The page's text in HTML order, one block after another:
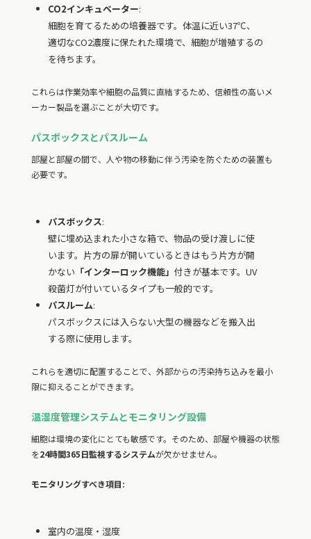
CO2インキュベーター:
細胞を育てるための培養器です。体温に近い37℃、
適切なCO2濃度に保たれた環境で、細胞が増殖するの
を待ちます。
これらは作業効率や細胞の品質に直結するため、信頼性の高いメ
ーカー製品を選ぶことが大切です。
パスボックスとパスルーム
部屋と部屋の間で、人や物の移動に伴う汚染を防ぐための装置も
必要です。
パスボックス:
壁に埋め込まれた小さな箱で、物品の受け渡しに使
います。片方の扉が開いているときはもう片方が開
かない 「インターロック機能」 付きが基本です。UV
殺菌灯が付いているタイプも一般的です。
パスルーム:
パスボックスには入らない大型の機器などを搬入出
する際に使用します。
これらを適切に配置することで、外部からの汚染持ち込みを最小
限に抑えることができます。
温湿度管理システムとモニタリング設備
細胞は環境の変化にとても敏感です。そのため、部屋や機器の状態
を24時間365日監視するシステムが欠かせません。
モニタリングすべき項目:
室内の温度・湿度